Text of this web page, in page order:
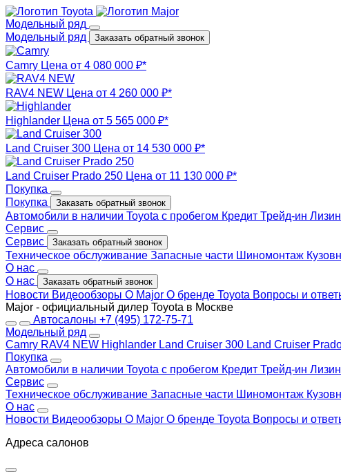
Модельный ряд
Модельный ряд
Заказать обратный звонок
Camry Цена от 4 080 000 ₽*
RAV4 NEW Цена от 4 260 000 ₽*
Highlander Цена от 5 565 000 ₽*
Land Cruiser 300 Цена от 14 530 000 ₽*
Land Cruiser Prado 250 Цена от 11 130 000 ₽*
Покупка
Покупка
Заказать обратный звонок
Автомобили в наличии Toyota с пробегом Кредит Трейд-ин
Сервис
Сервис
Заказать обратный звонок
Техническое обслуживание Запасные части Шиномонтаж
О нас
О нас
Заказать обратный звонок
Новости Видеообзоры О Major О бренде Toyota Вопросы и
Major - официальный дилер Toyota в Москве
Автосалоны +7 (495) 172-75-71
Модельный ряд
Camry RAV4 NEW Highlander Land Cruiser 300 Land Cruiser
Покупка
Автомобили в наличии Toyota с пробегом Кредит Трейд-ин
Сервис
Техническое обслуживание Запасные части Шиномонтаж
О нас
Новости Видеообзоры О Major О бренде Toyota Вопросы и
Адреса салонов